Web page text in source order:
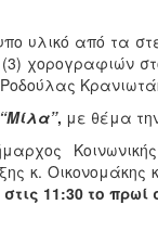
υλικό από τα
χορογραφιών
Ροδούλας
“Μίλα”, με θέμα
κ.
στις 11:30 το